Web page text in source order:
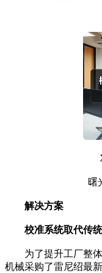
曙
解决方案
校准系统取代传
为了提升工厂整体
机械采购了雷尼绍最